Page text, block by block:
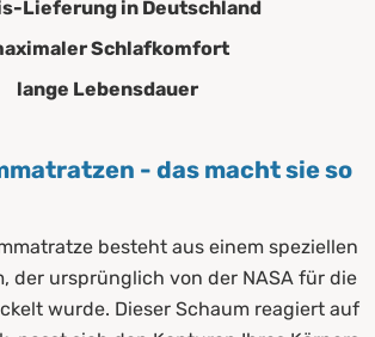
Lieferung in Deutschland
Schlafkomfort
lange Lebensdauer
- das macht sie so
besteht aus einem speziellen
der ursprünglich von der NASA für die
wurde. Dieser Schaum reagiert auf